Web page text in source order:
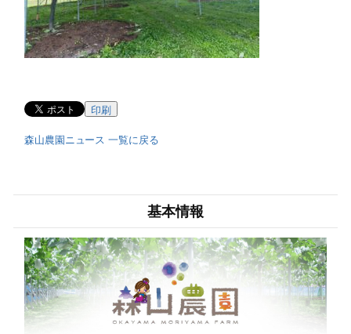
印刷
森山農園ニュース 一覧に戻る
基本情報